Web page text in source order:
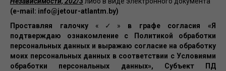
(e-mail: info@jetour-atlantm.by)
Проставляя галочку «✓» в графе согласия «Я
подтверждаю ознакомление с Политикой обработки
персональных данных и выражаю согласие на обработку
моих персональных данных в соответствии с Условиями
обработки персональных данных», Субъект ПД